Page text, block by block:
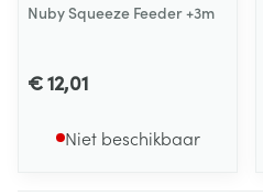
Nuby Squeeze Feeder +3m
€ 12,01
Niet beschikbaar